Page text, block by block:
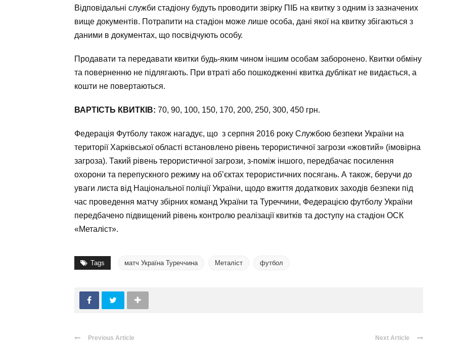
Відповідальні служби стадіону будуть проводити звірку ПІБ на квитку з одним із зазначених
вище документів. Потрапити на стадіон може лише особа, дані якої на квитку збігаються з
даними в документах, що посвідчують особу.
Продавати та передавати квитки будь-яким чином іншим особам заборонено. Квитки обміну
та поверненню не підлягають. При втраті або пошкодженні квитка дублікат не видається, а
кошти не повертаються.
ВАРТІСТЬ КВИТКІВ: 70, 90, 100, 150, 170, 200, 250, 300, 450 грн.
Федерація Футболу також нагадує, що з серпня 2016 року Службою безпеки України на
території Харківської області встановлено рівень терористичної загрози «жовтий» (імовірна
загроза). Такий рівень терористичної загрози, з-поміж іншого, передбачає посилення
охорони та перепускного режиму на об’єктах терористичних посягань. А також, беручи до
уваги листа від Національної поліції України, щодо вжиття додаткових заходів безпеки під
час проведення матчу збірних команд України та Туреччини, Федерацією футболу України
передбачено підвищений рівень контролю реалізації квитків та доступу на стадіон ОСК
«Металіст».
Tags матч Україна Туреччина Металіст футбол
Previous Article Next Article